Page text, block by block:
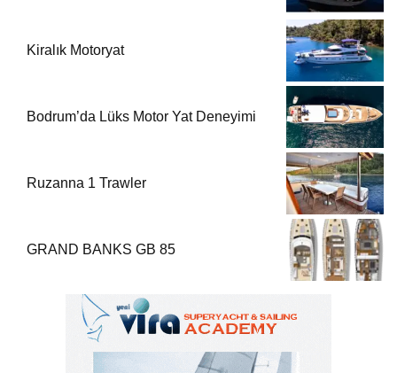
Kiralık Motoryat
Bodrum’da Lüks Motor Yat Deneyimi
Ruzanna 1 Trawler
GRAND BANKS GB 85